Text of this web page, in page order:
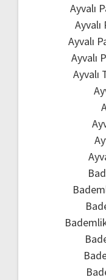
Ayvalı
Ayvalı
Ayvalı
Ayvalı
Ayvalı